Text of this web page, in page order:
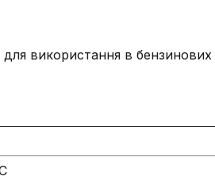
використання в бензинових